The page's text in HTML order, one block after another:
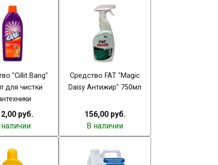
"Cillit Bang"
для чистки
руб.
Средство FAT "Magic
Daisy Антижир" 750мл
156,00 руб.
В наличии